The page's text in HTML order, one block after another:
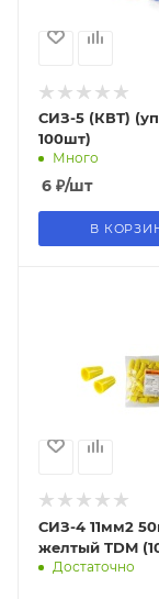
СИЗ-5 (КВТ)
100шт)
Много
6 ₽/шт
В
СИЗ-4 11мм2
желтый TDM
Достаточно